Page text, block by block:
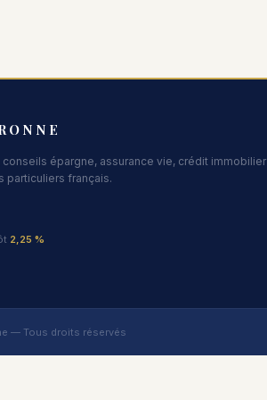
épargne, assurance vie, crédit immobilier
particuliers français.
2,25 %
— Tous droits réservés